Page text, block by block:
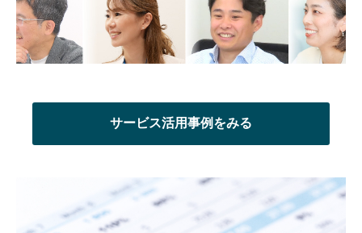
サービス活用事例をみる